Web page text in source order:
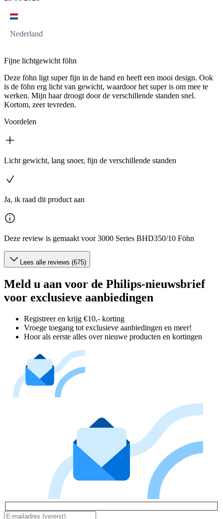
Nederland
Fijne lichtgewicht föhn
Deze föhn ligt super fijn in de hand en heeft een mooi design. Ook
is de föhn erg licht van gewicht, waardoor het super is om mee te
werken. Mijn haar droogt door de verschillende standen snel.
Kortom, zeer tevreden.
Voordelen
Licht gewicht, lang snoer, fijn de verschillende standen
Ja, ik raad dit product aan
Deze review is gemaakt voor 3000 Series BHD350/10 Föhn
Lees alle reviews (675)
Meld u aan voor de Philips-nieuwsbrief
voor exclusieve aanbiedingen
Registreer en krijg €10,- korting
Vroege toegang tot exclusieve aanbiedingen en meer!
Hoor als eerste alles over nieuwe producten en kortingen